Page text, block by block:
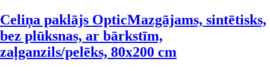
Celiņa paklājs OpticMazgājams, sintētisks,
bez plūksnas, ar bārkstīm,
zaļganzils/pelēks, 80x200 cm